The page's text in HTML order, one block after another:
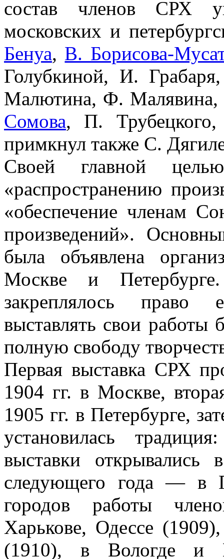
состав членов СРХ
московских и
Бенуа, В. Борисова-
Голубкиной, И.
Малютина, Ф.
Сомова, П.
примкнул также С.
Своей главной
«распространению
«обеспечение членам
произведений».
была объявлена
Москве и
закреплялось право
выставлять свои работы
полную свободу
Первая выставка СРХ
1904 гг. в Москве,
1905 гг. в Петербурге,
установилась
выставки
следующего года — в
городов работы
Харькове, Одессе
(1910), в Вологде и